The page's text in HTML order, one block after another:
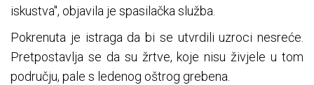
iskustva", objavila je spasilačka služba.
Pokrenuta je istraga da bi se utvrdili uzroci nesreće.
Pretpostavlja se da su žrtve, koje nisu živjele u tom
području, pale s ledenog oštrog grebena.